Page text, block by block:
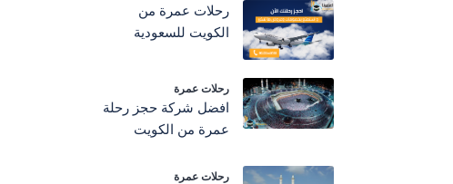
رحلات عمرة من
الكويت للسعودية
رحلات عمرة
افضل شركة حجز رحلة
عمرة من الكويت
رحلات عمرة